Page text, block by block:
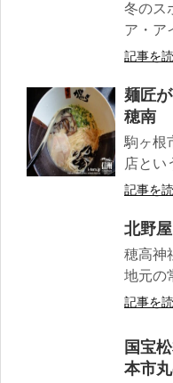
冬のス
ア・ア
記事を
麺匠
穂南
駒ヶ根
店とい
記事を
北野
穂高神
地元の
記事を
国宝
本市